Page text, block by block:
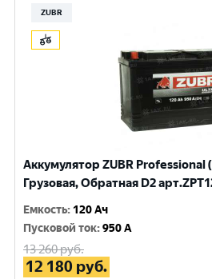
ZUBR
Аккумулятор ZUBR Professional
Грузовая, Обратная D2
Емкость: 120 Ач
Пусковой ток:950 A
13 260руб.
12 180 руб.